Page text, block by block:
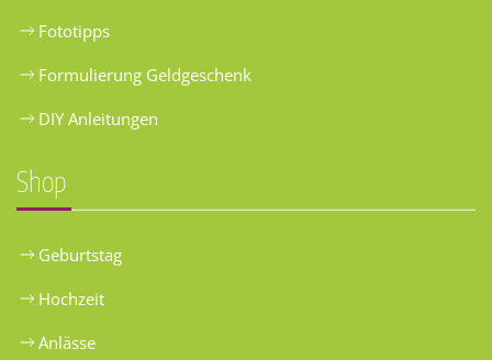
Fototipps
Formulierung Geldgeschenk
DIY Anleitungen
Shop
Geburtstag
Hochzeit
Anlässe